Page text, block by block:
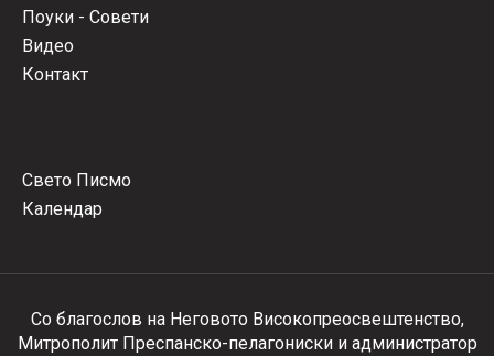
Поуки - Совети
Видео
Контакт
Свето Писмо
Календар
Со благослов на Неговото Високопреосвештенство,
Митрополит Преспанско-пелагониски и администратор